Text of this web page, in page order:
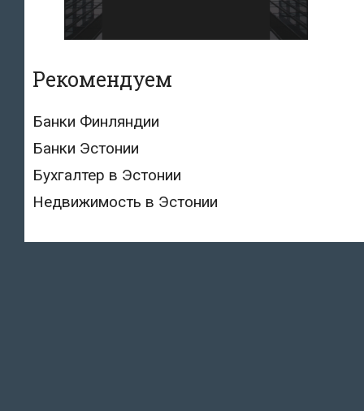
Рекомендуем
Банки Финляндии
Банки Эстонии
Бухгалтер в Эстонии
Недвижимость в Эстонии